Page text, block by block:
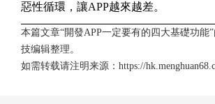
惡性循環，讓APP越來越差。
本篇文章“開發APP一定要有的四大基礎功能”
技编辑整理。
如需转载请注明来源： https://